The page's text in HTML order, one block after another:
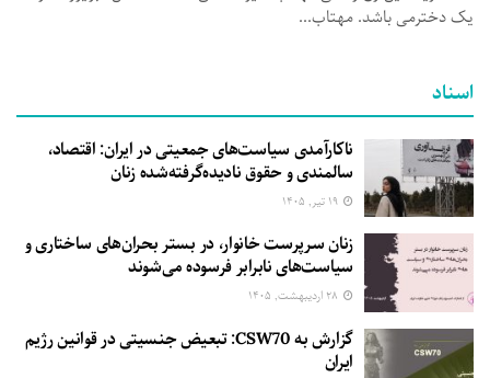
یک دخترمی باشد. مهتاب...
اسناد
ناکارآمدی سیاست‌های جمعیتی در ایران: اقتصاد،
سالمندی و حقوق نادیده‌گرفته‌شده زنان
زنان سرپرست خانوار، در بستر بحران‌های ساختاری و
سیاست‌های نابرابر فرسوده می‌شوند
گزارش به CSW70: تبعیض جنسیتی در قوانین رژیم
ایران